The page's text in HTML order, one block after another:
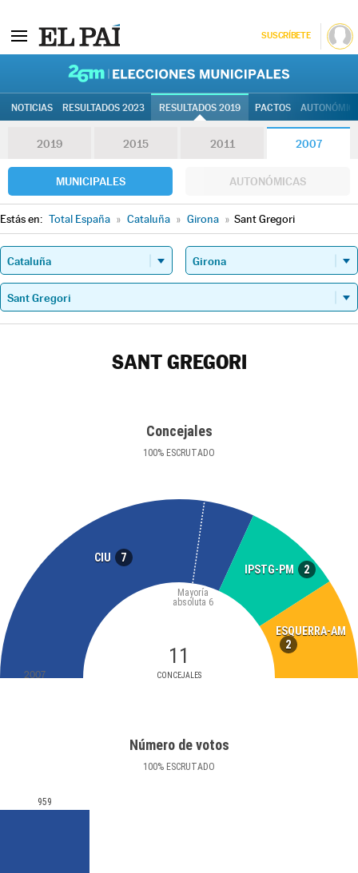
SUSCRÍBETE
NOTICIAS RESULTADOS 2023 RESULTADOS 2019 PACTOS
2019 2015 2011 2007
MUNICIPALES AUTONÓMICAS
Estás en: Total España » Cataluña » Girona » Sant Gregori
SANT GREGORI
Concejales
100% ESCRUTADO
CIU 7
IPSTG-PM 2
ESQUERRA-AM
2
11
CONCEJALES
Mayoría
absoluta 6
2007
Número de votos
100% ESCRUTADO
959